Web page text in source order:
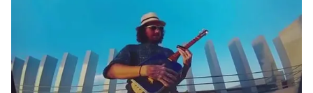
Cơ quan chủ quản:
Đài Truyền hình Việt Nam
Cơ quan báo chí:
Thời báo VTV